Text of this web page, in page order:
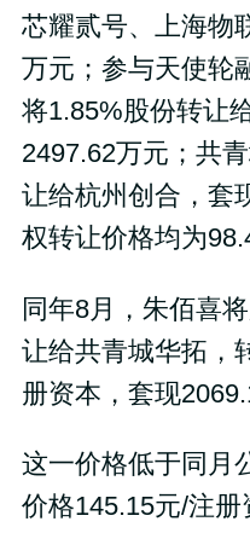
芯耀贰号、上海物
万元；参与天使轮
将1.85%股份转让
2497.62万元；共
让给杭州创合，套
权转让价格均为
同年8月，朱佰喜
让给共青城华拓，
册资本，套现
这一价格低于同月
价格145.15元/注